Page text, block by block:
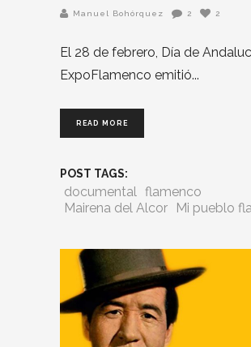
Manuel Bohórquez
2 2
El 28 de febrero, Día de
ExpoFlamenco emitió
READ MORE
POST TAGS:
documental flamenco
Mairena del Alcor
Mi pueblo